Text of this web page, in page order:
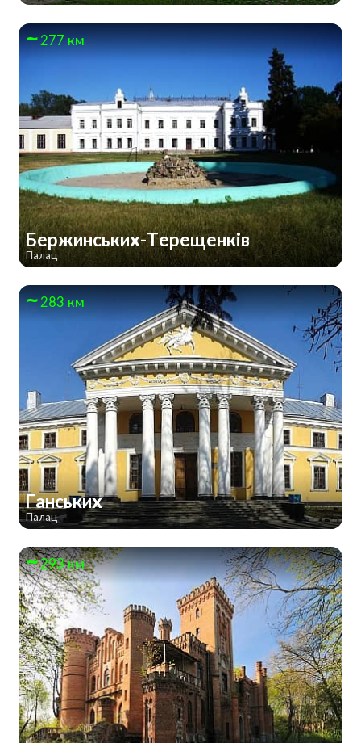
277 км
Бержинських-Терещенків
Палац
283 км
Ганських
Палац
293 км